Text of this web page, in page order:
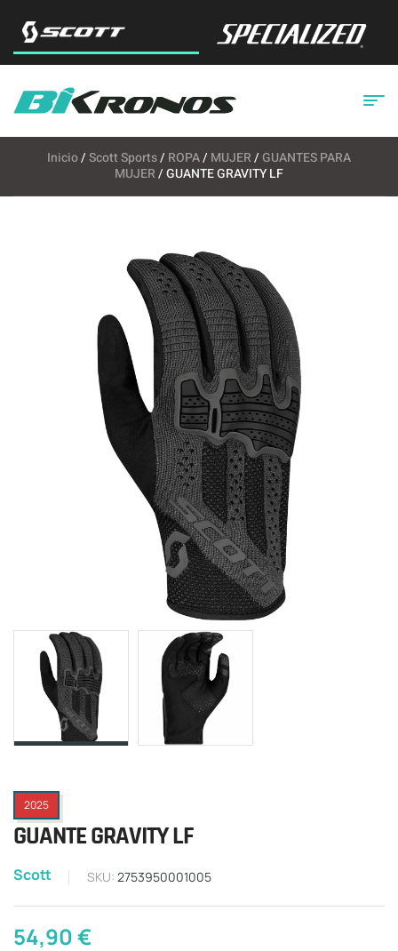
Inicio/Scott Sports/ ROPA/ MUJER/ GUANTES PARA
MUJER/ GUANTE GRAVITY LF
2025
GUANTE GRAVITY LF
Scott SKU: 2753950001005
54,90€